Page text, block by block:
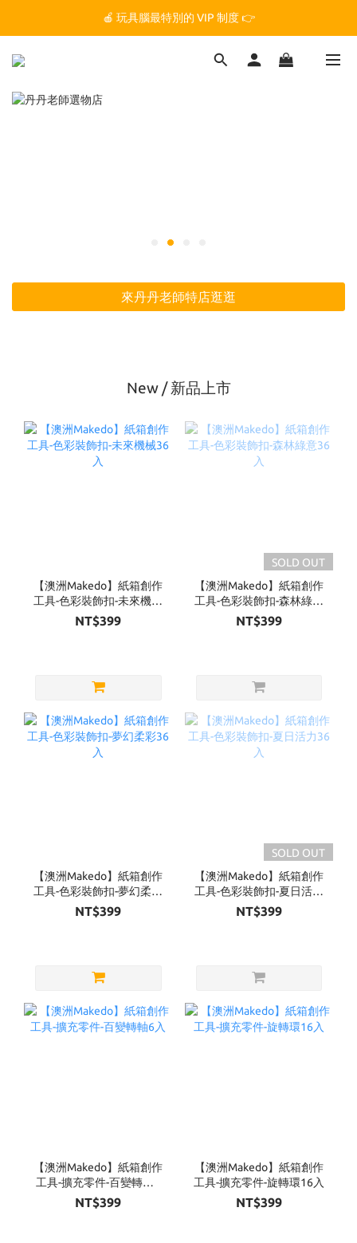
🏆 玩具腦是全台第一個獲得 STEM.org 教育平台
🍎 玩具腦最特別的 VIP 制度 👉
🏆 玩具腦是全台第一個獲得 STEM.org 教育平台
來丹丹老師特店逛逛
New / 新品上市
【澳洲Makedo】紙箱創作
工具-色彩裝飾扣-未來機械
36入
NT$399
SOLD OUT
【澳洲Makedo】紙箱創作
工具-色彩裝飾扣-森林綠意
36入
NT$399
【澳洲Makedo】紙箱創作
工具-色彩裝飾扣-夢幻柔彩
36入
NT$399
SOLD OUT
【澳洲Makedo】紙箱創作
工具-色彩裝飾扣-夏日活力
36入
NT$399
【澳洲Makedo】紙箱創作
工具-擴充零件-百變轉軸6
入
NT$399
【澳洲Makedo】紙箱創作
工具-擴充零件-旋轉環16入
NT$399